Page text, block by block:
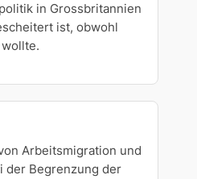
in Grossbritannien
ist, obwohl
Arbeitsmigration und
der Begrenzung der